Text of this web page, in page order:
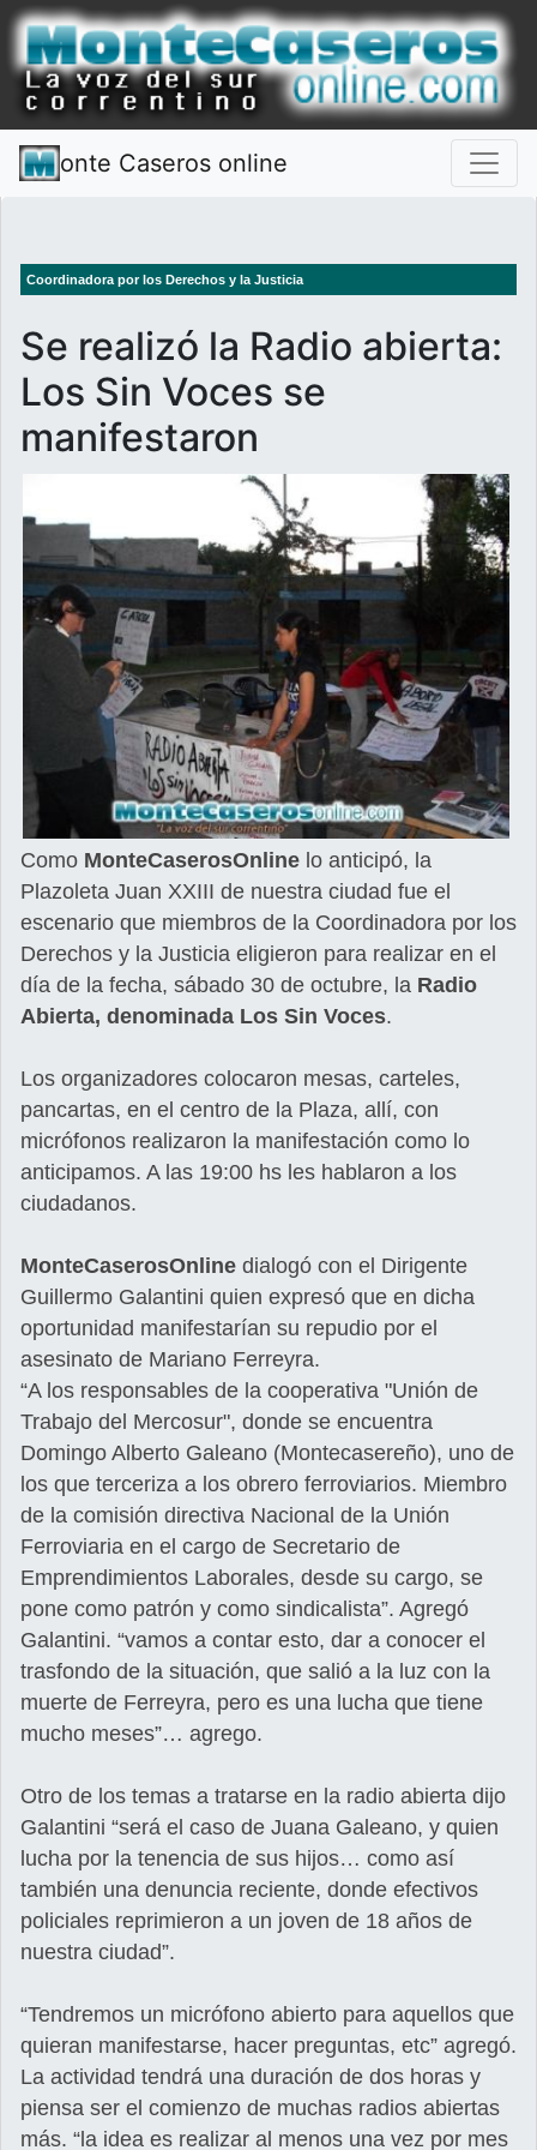
onte Caseros online
Coordinadora por los Derechos y la Justicia
Se realizó la Radio abierta:
Los Sin Voces se
manifestaron
Como MonteCaserosOnline lo anticipó, la
Plazoleta Juan XXIII de nuestra ciudad fue el
escenario que miembros de la Coordinadora por los
Derechos y la Justicia eligieron para realizar en el
día de la fecha, sábado 30 de octubre, la Radio
Abierta, denominada Los Sin Voces.
Los organizadores colocaron mesas, carteles,
pancartas, en el centro de la Plaza, allí, con
micrófonos realizaron la manifestación como lo
anticipamos. A las 19:00 hs les hablaron a los
ciudadanos.
MonteCaserosOnline dialogó con el Dirigente
Guillermo Galantini quien expresó que en dicha
oportunidad manifestarían su repudio por el
asesinato de Mariano Ferreyra.
“A los responsables de la cooperativa "Unión de
Trabajo del Mercosur", donde se encuentra
Domingo Alberto Galeano (Montecasereño), uno de
los que terceriza a los obrero ferroviarios. Miembro
de la comisión directiva Nacional de la Unión
Ferroviaria en el cargo de Secretario de
Emprendimientos Laborales, desde su cargo, se
pone como patrón y como sindicalista”. Agregó
Galantini. “vamos a contar esto, dar a conocer el
trasfondo de la situación, que salió a la luz con la
muerte de Ferreyra, pero es una lucha que tiene
mucho meses”… agrego.
Otro de los temas a tratarse en la radio abierta dijo
Galantini “será el caso de Juana Galeano, y quien
lucha por la tenencia de sus hijos… como así
también una denuncia reciente, donde efectivos
policiales reprimieron a un joven de 18 años de
nuestra ciudad”.
“Tendremos un micrófono abierto para aquellos que
quieran manifestarse, hacer preguntas, etc” agregó.
La actividad tendrá una duración de dos horas y
piensa ser el comienzo de muchas radios abiertas
más. “la idea es realizar al menos una vez por mes